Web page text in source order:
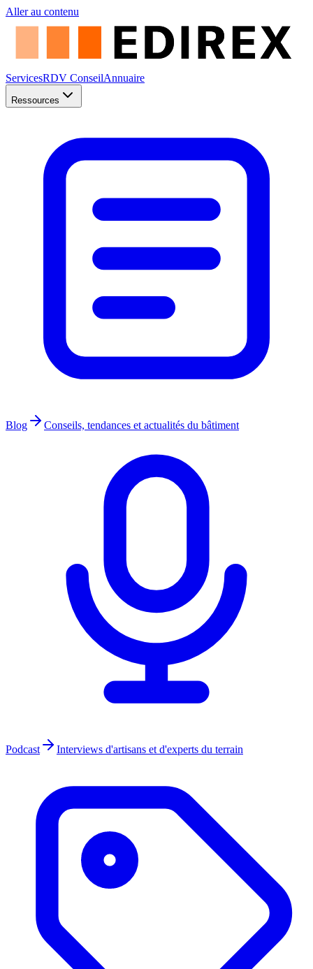
Aller au contenu
ServicesRDV ConseilAnnuaire
Ressources
Blog Conseils, tendances et actualités du bâtiment
Podcast Interviews d'artisans et d'experts du terrain